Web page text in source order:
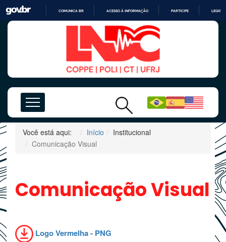
IR
PARA
O
CONTEÚDO
COMUNICA BR ACESSO À INFORMAÇÃO PARTICIPE
Você está aqui: Início
Institucional
Comunicação Visual
Comunicação Visual
Logo Vermelha - PNG